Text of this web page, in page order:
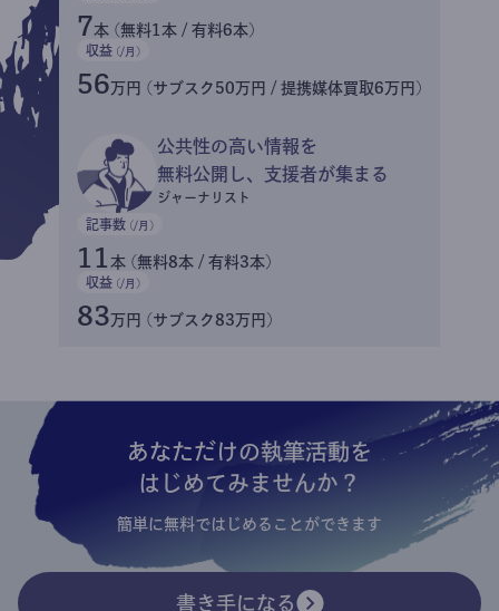
7本 (無料1本 / 有料6本)
収益 (/月)
56万円 (サブスク50万円 / 提携媒体買取6万円)
公共性の高い情報を
無料公開し、支援者が集まる
ジャーナリスト
記事数 (/月)
11 本 (無料8本 / 有料3本)
収益 (/月)
83万円 (サブスク83万円)
あなただけの執筆活動を
はじめてみませんか？
簡単に無料ではじめることができます
書き手になる